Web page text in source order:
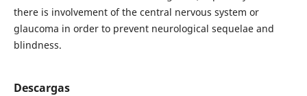
there is involvement of the central nervous system or
glaucoma in order to prevent neurological sequelae and
blindness.
Descargas